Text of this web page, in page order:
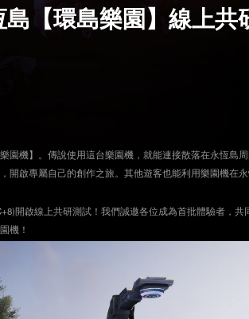
【環島樂園】線上共
機】。傳說使用這台樂園機，就能連接散落在永恆島
開啟專屬自己的創作之旅。其他遊客也能利用樂園機在
開啟線上共研測試！我們誠邀各位成為首批體驗者，
機！